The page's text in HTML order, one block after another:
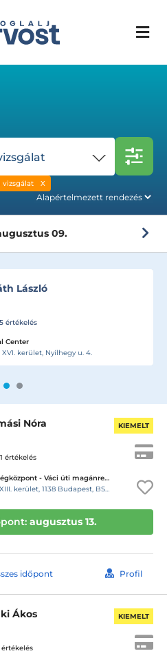
vizsgálat
09.
Bozsaki Ákos
5.0
Rendelő
Budapest, II. kerület, Völgy utca 5/a 4-es kapucsengő második
Nóra
értékelés
Budai Egészségközpont - Váci úti magánrendelők
1138 Budapest, BSR Center, Váci út 135-139.
KIEMELT
augusztus 13.
időpont Profil
Ákos
értékelés
KIEMELT